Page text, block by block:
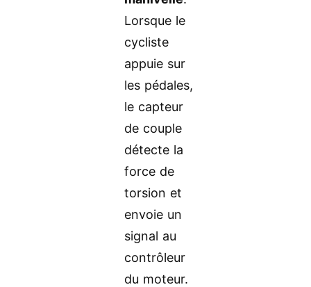
Lorsque le
cycliste
appuie sur
les pédales,
le capteur
de couple
détecte la
force de
torsion et
envoie un
signal au
contrôleur
du moteur.